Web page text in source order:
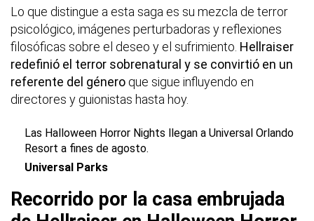
Lo que distingue a esta saga es su mezcla de terror
psicológico, imágenes perturbadoras y reflexiones
filosóficas sobre el deseo y el sufrimiento. Hellraiser
redefinió el terror sobrenatural y se convirtió en un
referente del género que sigue influyendo en
directores y guionistas hasta hoy.
Las Halloween Horror Nights llegan a Universal Orlando
Resort a fines de agosto.
Universal Parks
Recorrido por la casa embrujada